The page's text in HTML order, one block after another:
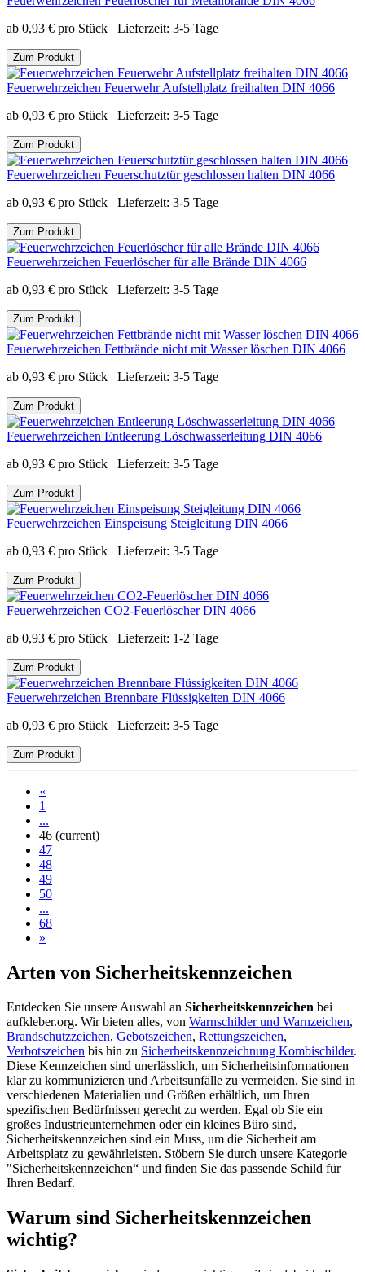
ab 0,93 € pro Stück Lieferzeit: 3-5 Tage
Zum Produkt
Feuerwehrzeichen Feuerwehr Aufstellplatz freihalten DIN 4066
ab 0,93 € pro Stück Lieferzeit: 3-5 Tage
Zum Produkt
Feuerwehrzeichen Feuerschutztür geschlossen halten DIN 4066
ab 0,93 € pro Stück Lieferzeit: 3-5 Tage
Zum Produkt
Feuerwehrzeichen Feuerlöscher für alle Brände DIN 4066
ab 0,93 € pro Stück Lieferzeit: 3-5 Tage
Zum Produkt
Feuerwehrzeichen Fettbrände nicht mit Wasser löschen DIN 4066
ab 0,93 € pro Stück Lieferzeit: 3-5 Tage
Zum Produkt
Feuerwehrzeichen Entleerung Löschwasserleitung DIN 4066
ab 0,93 € pro Stück Lieferzeit: 3-5 Tage
Zum Produkt
Feuerwehrzeichen Einspeisung Steigleitung DIN 4066
ab 0,93 € pro Stück Lieferzeit: 3-5 Tage
Zum Produkt
Feuerwehrzeichen CO2-Feuerlöscher DIN 4066
ab 0,93 € pro Stück Lieferzeit: 1-2 Tage
Zum Produkt
Feuerwehrzeichen Brennbare Flüssigkeiten DIN 4066
ab 0,93 € pro Stück Lieferzeit: 3-5 Tage
Zum Produkt
«
1
...
46 (current)
47
48
49
50
...
68
»
Arten von Sicherheitskennzeichen
Entdecken Sie unsere Auswahl an Sicherheitskennzeichen bei
aufkleber.org. Wir bieten alles, von Warnschilder und Warnzeichen,
Brandschutzzeichen, Gebotszeichen, Rettungszeichen,
Verbotszeichen bis hin zu Sicherheitskennzeichnung Kombischilder.
Diese Kennzeichen sind unerlässlich, um Sicherheitsinformationen
klar zu kommunizieren und Arbeitsunfälle zu vermeiden. Sie sind in
verschiedenen Materialien und Größen erhältlich, um Ihren
spezifischen Bedürfnissen gerecht zu werden. Egal ob Sie ein
großes Industrieunternehmen oder ein kleines Büro sind,
Sicherheitskennzeichen sind ein Muss, um die Sicherheit am
Arbeitsplatz zu gewährleisten. Stöbern Sie durch unsere Kategorie
"Sicherheitskennzeichen“ und finden Sie das passende Schild für
Ihren Bedarf.
Warum sind Sicherheitskennzeichen
wichtig?